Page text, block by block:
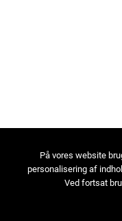
På vores website
personalisering af
Ved fortsat